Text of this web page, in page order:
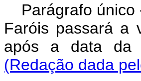
Parágrafo
Faróis passará a
após a data da
(Redação dada